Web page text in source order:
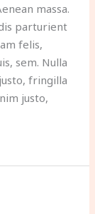
massa.
parturient
felis,
sem. Nulla
fringilla
justo,